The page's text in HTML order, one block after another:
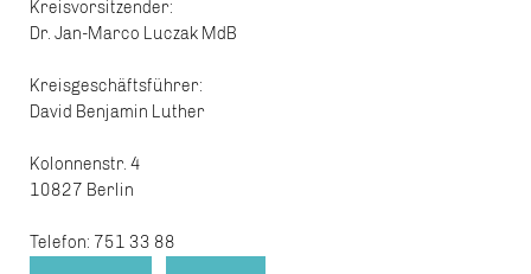
Kreisvorsitzender:
Dr. Jan-Marco Luczak MdB
Kreisgeschäftsführer:
David Benjamin Luther
Kolonnenstr. 4
10827 Berlin
Telefon: 751 33 88